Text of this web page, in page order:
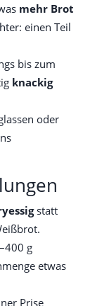
mehr Brot
einen Teil
bis zum
knackig
oder
statt
g
etwas
Prise